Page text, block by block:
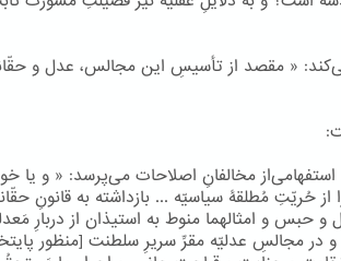
« مقصد از تأسیسِ این مجالس، عدل و
مخالفانِ اصلاحات می‌پرسد: « و یا
حُریّتِ مُطلقۀ سیاسیّه ... بازداشته به قانونِ
حبس و امثالهما منوط به استیذان از دربارِ
در مجالسِ عدلیّه مقرِّ سریرِ سلطنت [منظور